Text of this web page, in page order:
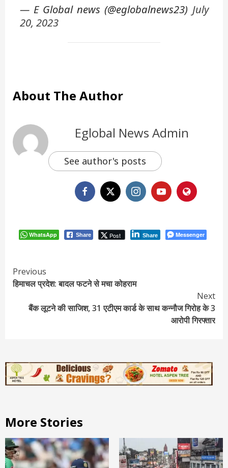
— E Global news (@eglobalnews23) July
20, 2023
About The Author
Eglobal News Admin
See author's posts
WhatsApp Share Post Share Messenger
Continue
Reading
Previous
हिमाचल प्रदेश: बादल फटने से मचा कोहराम
Next
बैंक लूटने की साजिश, 31 एटीएम कार्ड के साथ कन्नौज गिरोह के 3
आरोपी गिरफ्तार
More Stories